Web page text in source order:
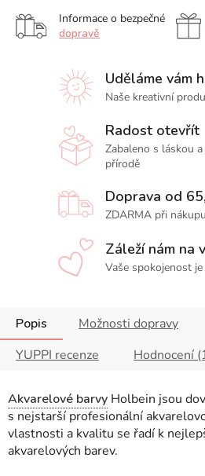
Informace o bezpečné
dopravě
Uděláme vám
Naše kreativní
Radost otevřít
Zabaleno s láskou
přírodě
Doprava od
ZDARMA při
Záleží nám na
Vaše spokojenost
Popis Možnosti dopravy
YUPPI recenze
Hodnocení
Akvarelové barvy Holbein jsou
s nejstarší profesionální
vlastnosti a kvalitu se řadí k
akvarelových barev.